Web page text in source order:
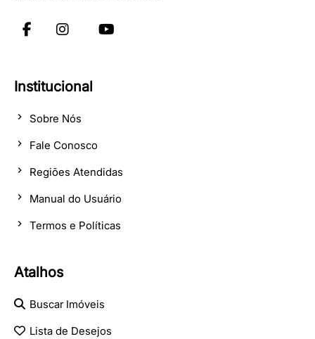
Institucional
Sobre Nós
Fale Conosco
Regiões Atendidas
Manual do Usuário
Termos e Políticas
Atalhos
Buscar Imóveis
Lista de Desejos